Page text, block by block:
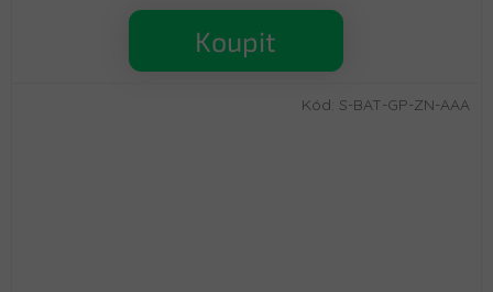
Koupit
Kód: S-BAT-GP-ZN-AAA